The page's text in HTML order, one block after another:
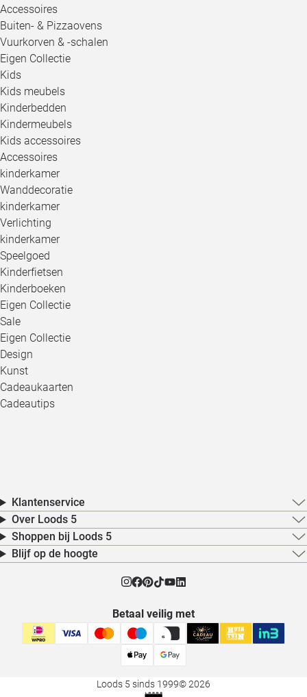
Accessoires
Buiten- & Pizzaovens
Vuurkorven & -schalen
Eigen Collectie
Kids
Kids meubels
Kinderbedden
Kindermeubels
Kids accessoires
Accessoires
kinderkamer
Wanddecoratie
kinderkamer
Verlichting
kinderkamer
Speelgoed
Kinderfietsen
Kinderboeken
Eigen Collectie
Sale
Eigen Collectie
Design
Kunst
Cadeaukaarten
Cadeautips
Klantenservice
Over Loods 5
Shoppen bij Loods 5
Blijf op de hoogte
Betaal veilig met
Loods 5 sinds 1999© 2026